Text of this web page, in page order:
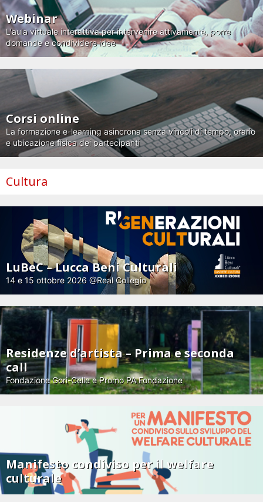
Webinar
L'aula virtuale interattiva per intervenire attivamente, porre
domande e condividere idee
Corsi online
La formazione e-learning asincrona senza vincoli di tempo, orario
e ubicazione fisica dei partecipanti
Cultura
LuBeC – Lucca Beni Culturali
14 e 15 ottobre 2026 @Real Collegio
Residenze d’artista – Prima e seconda
call
Fondazione Gori-Celle e Promo PA Fondazione
Manifesto condiviso per il welfare
culturale